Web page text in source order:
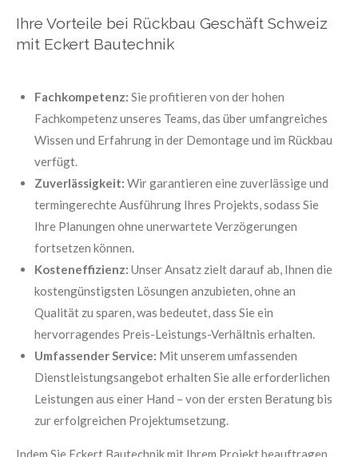
Ihre Vorteile bei Rückbau Geschäft Schweiz
mit Eckert Bautechnik
Fachkompetenz: Sie profitieren von der hohen
Fachkompetenz unseres Teams, das über umfangreiches
Wissen und Erfahrung in der Demontage und im Rückbau
verfügt.
Zuverlässigkeit: Wir garantieren eine zuverlässige und
termingerechte Ausführung Ihres Projekts, sodass Sie
Ihre Planungen ohne unerwartete Verzögerungen
fortsetzen können.
Kosteneffizienz: Unser Ansatz zielt darauf ab, Ihnen die
kostengünstigsten Lösungen anzubieten, ohne an
Qualität zu sparen, was bedeutet, dass Sie ein
hervorragendes Preis-Leistungs-Verhältnis erhalten.
Umfassender Service: Mit unserem umfassenden
Dienstleistungsangebot erhalten Sie alle erforderlichen
Leistungen aus einer Hand – von der ersten Beratung bis
zur erfolgreichen Projektumsetzung.
Indem Sie Eckert Bautechnik mit Ihrem Projekt beauftragen,